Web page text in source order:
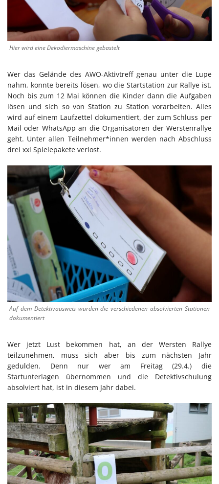
Hier wird eine Dekodiermaschine gebastelt
Wer das Gelände des AWO-Aktivtreff genau unter die Lupe
nahm, konnte bereits lösen, wo die Startstation zur Rallye ist.
Noch bis zum 12 Mai können die Kinder dann die Aufgaben
lösen und sich so von Station zu Station vorarbeiten. Alles
wird auf einem Laufzettel dokumentiert, der zum Schluss per
Mail oder WhatsApp an die Organisatoren der Werstenrallye
geht. Unter allen Teilnehmer*innen werden nach Abschluss
drei xxl Spielepakete verlost.
Auf dem Detektivausweis wurden die verschiedenen absolvierten Stationen
dokumentiert
Wer jetzt Lust bekommen hat, an der Wersten Rallye
teilzunehmen, muss sich aber bis zum nächsten Jahr
gedulden. Denn nur wer am Freitag (29.4.) die
Startunterlagen übernommen und die Detektivschulung
absolviert hat, ist in diesem Jahr dabei.